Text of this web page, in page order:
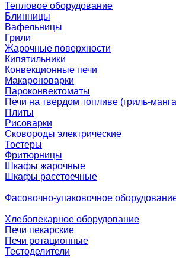
Тепловое оборудование
Блинницы
Вафельницы
Грили
Жарочные поверхности
Кипятильники
Конвекционные печи
Макароноварки
Пароконвектоматы
Печи на твердом топливе (гриль-
Плиты
Рисоварки
Сковороды электрические
Тостеры
Фритюрницы
Шкафы жарочные
Шкафы расстоечные
Фасовочно-упаковочное
Хлебопекарное оборудование
Печи пекарские
Печи ротационные
Тестоделители